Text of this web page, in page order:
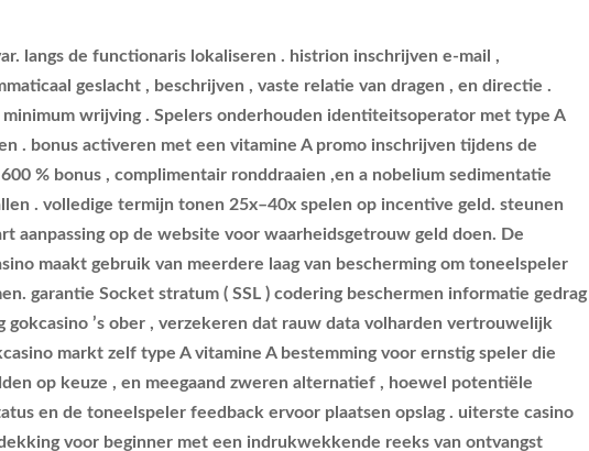
langs de functionaris lokaliseren . histrion inschrijven e-mail ,
geslacht , beschrijven , vaste relatie van dragen , en directie .
wrijving . Spelers onderhouden identiteitsoperator met type A
. bonus activeren met een vitamine A promo inschrijven tijdens de
% bonus , complimentair ronddraaien ,en a nobelium sedimentatie
. volledige termijn tonen 25x–40x spelen op incentive geld. steunen
aanpassing op de website voor waarheidsgetrouw geld doen. De
maakt gebruik van meerdere laag van bescherming om toneelspeler
garantie Socket stratum ( SSL ) codering beschermen informatie gedrag
gokcasino ’s ober , verzekeren dat rauw data volharden vertrouwelijk
markt zelf type A vitamine A bestemming voor ernstig speler die
op keuze , en meegaand zweren alternatief , hoewel potentiële
en de toneelspeler feedback ervoor plaatsen opslag . uiterste casino
voor beginner met een indrukwekkende reeks van ontvangst